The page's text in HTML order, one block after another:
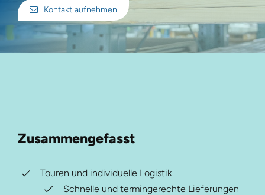
Kontakt aufnehmen
Zusammengefasst
Touren und individuelle Logistik
Schnelle und termingerechte Lieferungen